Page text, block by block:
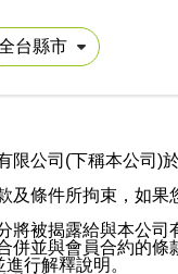
公司(下稱本公司)
條件所拘束，如果
將被揭露給與本公
併並與會員合約的
行解釋說明。